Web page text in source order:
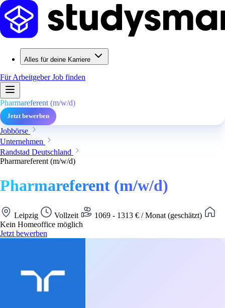
Alles für deine Karriere
Für ArbeitgeberJob finden
Pharmareferent (m/w/d)
Jetzt bewerben
Jobbörse
Unternehmen
Randstad Deutschland
Pharmareferent (m/w/d)
Pharmareferent (m/w/d)
Leipzig Vollzeit
1069 - 1313 € / Monat (geschätzt)
Kein Homeoffice möglich
Jetzt bewerben